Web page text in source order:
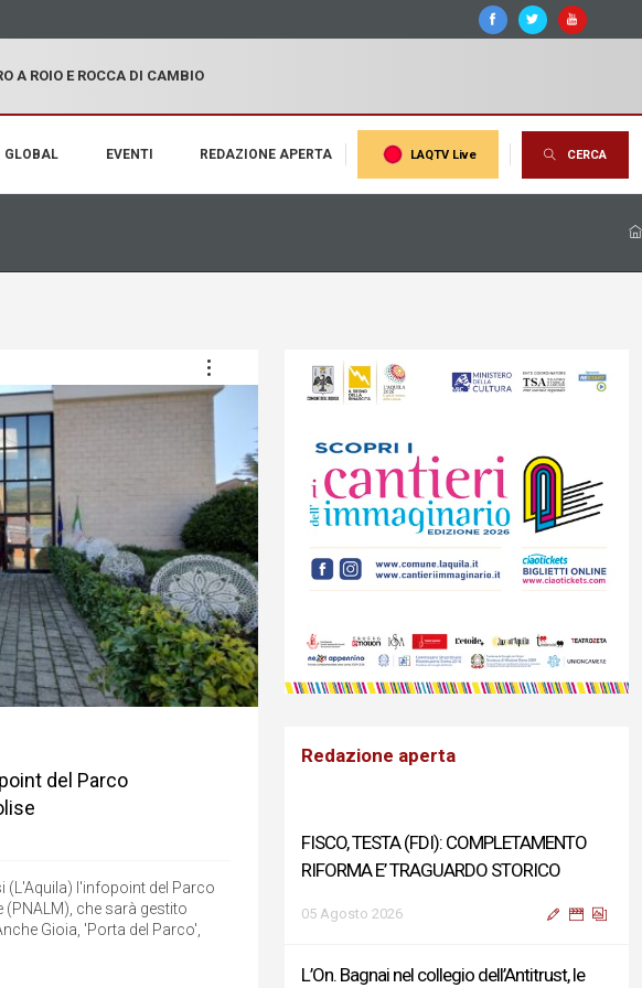
A ROIO E ROCCA DI CAMBIO
GLOBAL EVENTI REDAZIONE APERTA LAQTV Live CERCA
del Parco
(L'Aquila) l'infopoint del Parco
che sarà gestito
Gioia, 'Porta del Parco',
Redazione aperta
FISCO, TESTA (FDI): COMPLETAMENTO
RIFORMA E’ TRAGUARDO STORICO
05 Agosto 2026
L’On. Bagnai nel collegio dell’Antitrust, le